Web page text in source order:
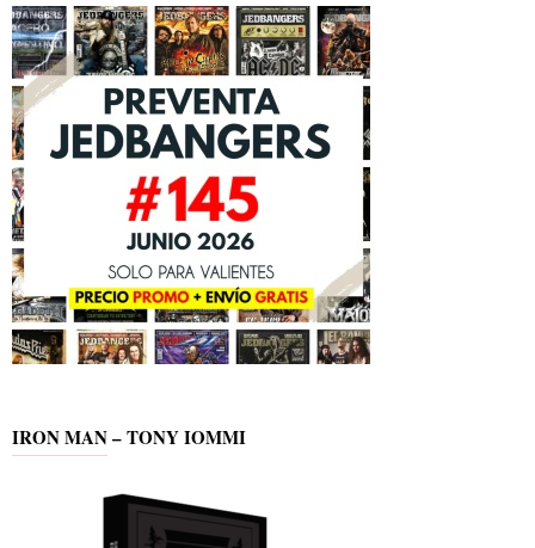
IRON MAN – TONY IOMMI